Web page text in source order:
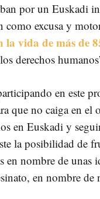
por un Euskadi
como excusa y
la vida de más de
derechos
en este
que no caiga en el
en Euskadi y
la posibilidad de
en nombre de unas
en nombre